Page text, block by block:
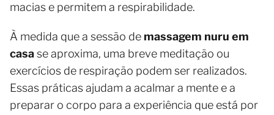
macias e permitem a respirabilidade.
À medida que a sessão de massagem nuru em
casase aproxima, uma breve meditação ou
exercícios de respiração podem ser realizados.
Essas práticas ajudam a acalmar a mente e a
preparar o corpo para a experiência que está por